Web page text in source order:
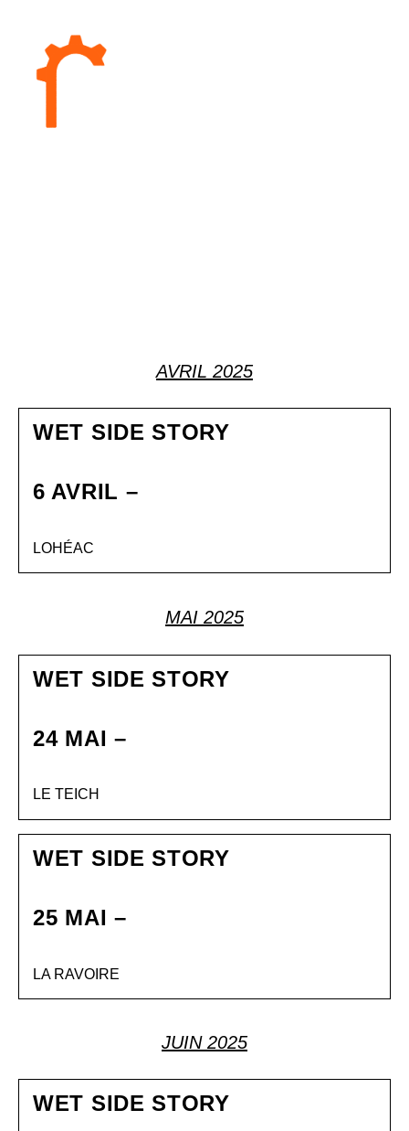
AVRIL 2025
WET SIDE STORY
6 AVRIL –
LOHÉAC
MAI 2025
WET SIDE STORY
24 MAI –
LE TEICH
WET SIDE STORY
25 MAI –
LA RAVOIRE
JUIN 2025
WET SIDE STORY